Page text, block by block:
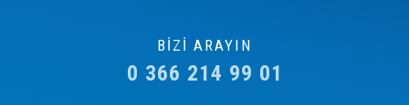
BİZİ ARAYIN
0 366 214 99 01